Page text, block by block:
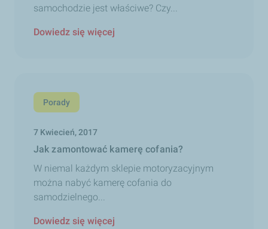
samochodzie jest właściwe? Czy...
Dowiedz się więcej
Porady
7 Kwiecień, 2017
Jak zamontować kamerę cofania?
W niemal każdym sklepie motoryzacyjnym
można nabyć kamerę cofania do
samodzielnego...
Dowiedz się więcej